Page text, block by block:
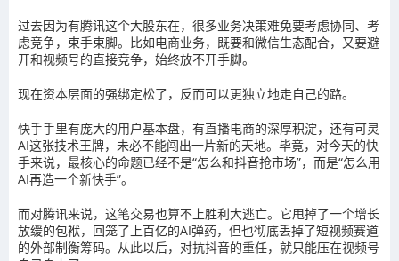
过去因为有腾讯这个大股东在，很多业务决策难免要考虑协同、考
虑竞争，束手束脚。比如电商业务，既要和微信生态配合，又要避
开和视频号的直接竞争，始终放不开手脚。
现在资本层面的强绑定松了，反而可以更独立地走自己的路。
快手手里有庞大的用户基本盘，有直播电商的深厚积淀，还有可灵
AI这张技术王牌，未必不能闯出一片新的天地。毕竟，对今天的快
手来说，最核心的命题已经不是“怎么和抖音抢市场”，而是“怎么用
AI再造一个新快手”。
而对腾讯来说，这笔交易也算不上胜利大逃亡。它甩掉了一个增长
放缓的包袱，回笼了上百亿的AI弹药，但也彻底丢掉了短视频赛道
的外部制衡筹码。从此以后，对抗抖音的重任，就只能压在视频号